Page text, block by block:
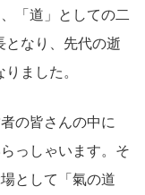
「道」としての二
となり、先代の逝
ました。
の皆さんの中に
っしゃいます。そ
として「氣の道